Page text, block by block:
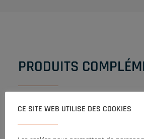
PRODUITS
CE SITE WEB UTILISE DES COOKIES